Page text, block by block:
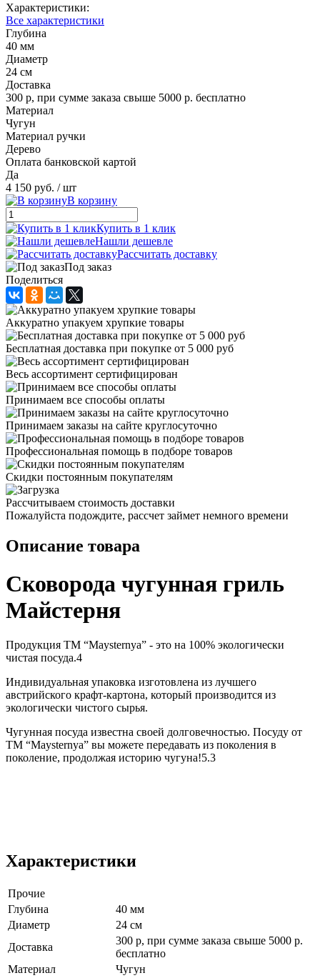
Характеристики:
Все характеристики
Глубина
40 мм
Диаметр
24 см
Доставка
300 р, при сумме заказа свыше 5000 р. бесплатно
Материал
Чугун
Материал ручки
Дерево
Оплата банковской картой
Да
4 150 руб. / шт
В корзину
Купить в 1 клик
Нашли дешевле
Рассчитать доставку
Под заказ
Поделиться
Аккуратно упакуем хрупкие товары
Бесплатная доставка при покупке от 5 000 руб
Весь ассортимент сертифицирован
Принимаем все способы оплаты
Принимаем заказы на сайте круглосуточно
Профессиональная помощь в подборе товаров
Скидки постоянным покупателям
Рассчитываем стоимость доставки
Пожалуйста подождите, рассчет займет немного времени
Описание товара
Сковорода чугунная гриль
Майстерня
Продукция ТМ “Maysternya” - это на 100% экологически
чистая посуда.4
Индивидуальная упаковка изготовлена из лучшего
австрийского крафт-картона, который производится из
экологически чистого сырья.
Чугунная посуда известна своей долговечностью. Посуду от
ТМ “Maysternya” вы можете передавать из поколения в
поколение, продолжая историю чугуна!5.3
Характеристики
Прочие
Глубина
40 мм
Диаметр
24 см
Доставка
300 р, при сумме заказа свыше 5000 р.
бесплатно
Материал
Чугун